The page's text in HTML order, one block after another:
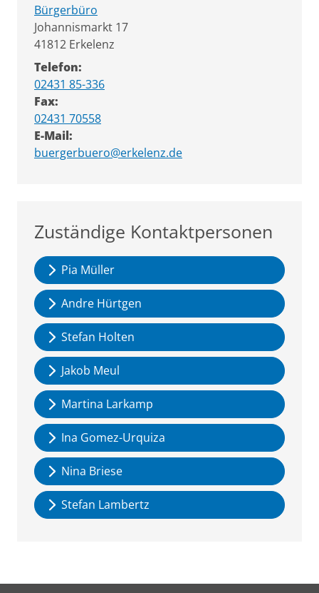
Bürgerbüro
Straße:
Johannismarkt Hausnummer:
17
PLZ:
41812 Ort:
Erkelenz
Telefon:
02431 85-336
Fax:
02431 70558
E-Mail:
buergerbuero@erkelenz.de
Zuständige Kontaktpersonen
Pia Müller
Andre Hürtgen
Stefan Holten
Jakob Meul
Martina Larkamp
Ina Gomez-Urquiza
Nina Briese
Stefan Lambertz